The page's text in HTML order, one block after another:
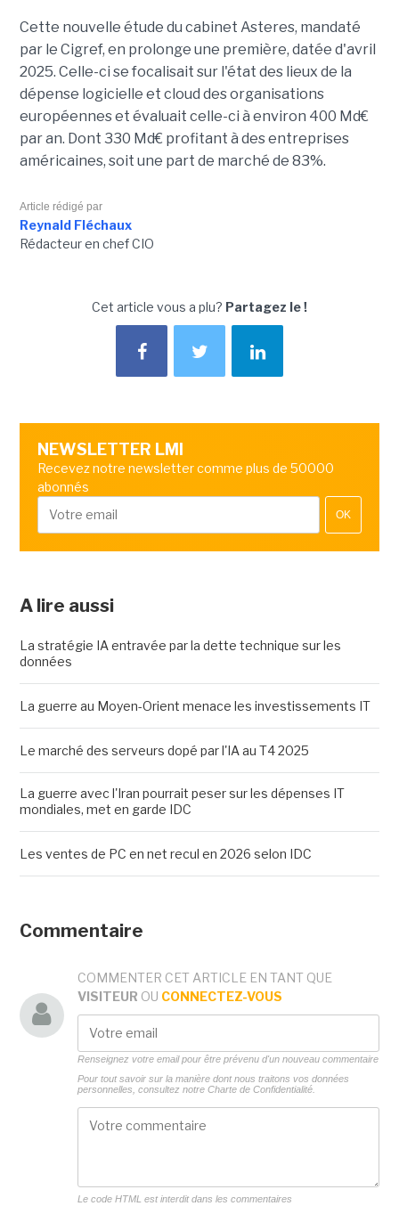
Cette nouvelle étude du cabinet Asteres, mandaté
par le Cigref, en prolonge une première, datée d'avril
2025. Celle-ci se focalisait sur l'état des lieux de la
dépense logicielle et cloud des organisations
européennes et évaluait celle-ci à environ 400 Md€
par an. Dont 330 Md€ profitant à des entreprises
américaines, soit une part de marché de 83%.
Article rédigé par
Reynald Fléchaux
Rédacteur en chef CIO
Cet article vous a plu? Partagez le !
NEWSLETTER LMI
Recevez notre newsletter comme plus de 50000
abonnés
OK
A lire aussi
La stratégie IA entravée par la dette technique sur les
données
La guerre au Moyen-Orient menace les investissements IT
Le marché des serveurs dopé par l'IA au T4 2025
La guerre avec l'Iran pourrait peser sur les dépenses IT
mondiales, met en garde IDC
Les ventes de PC en net recul en 2026 selon IDC
Commentaire
COMMENTER CET ARTICLE EN TANT QUE
VISITEUR OU CONNECTEZ-VOUS
Renseignez votre email pour être prévenu d'un nouveau commentaire
Pour tout savoir sur la manière dont nous traitons vos données
personnelles, consultez notre Charte de Confidentialité.
Le code HTML est interdit dans les commentaires